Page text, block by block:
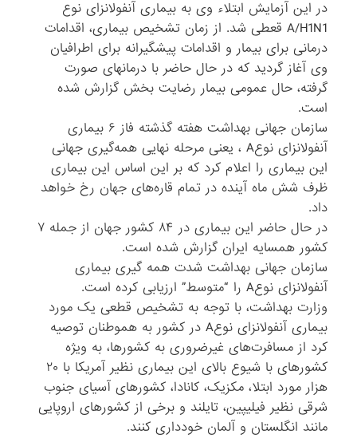
در این آزمایش ابتلاء وی به بیماری آنفولانزای نوع
A/H1N1 قعطی شد. از زمان تشخیص بیماری، اقدامات
درمانی برای بیمار و اقدامات پیشگیرانه برای اطرافیان
وی آغاز گردید که در حال حاضر با درمانهای صورت
گرفته، حال عمومی بیمار رضایت‌ بخش گزارش شده
است.
سازمان جهانی بهداشت هفته گذشته فاز ۶ بیماری
آنفولانزای نوعA ، یعنی مرحله نهایی همه‌گیری جهانی
این بیماری را اعلام کرد که بر این اساس این بیماری
ظرف شش ماه آینده در تمام قاره‌‌های جهان رخ خواهد
داد.
در حال حاضر این بیماری در ۸۴ کشور جهان از جمله ۷
کشور همسایه ایران گزارش شده است.
سازمان جهانی بهداشت شدت همه گیری بیماری
آنفولانزای نوعA را “متوسط” ارزیابی کرده است.
وزارت بهداشت، با توجه به تشخیص قطعی یک مورد
بیماری آنفولانزای نوعA در کشور به هموطنان توصیه
کرد از مسافرت‌های غیرضروری به کشورها، به ویژه
کشورهای با شیوع بالای این بیماری نظیر آمریکا با ۲۰
هزار مورد ابتلا،‌ مکزیک، کانادا، کشورهای آسیای جنوب
شرقی نظیر فیلیپین، تایلند و برخی از کشورهای اروپایی
مانند انگلستان و آلمان خودداری کنند.